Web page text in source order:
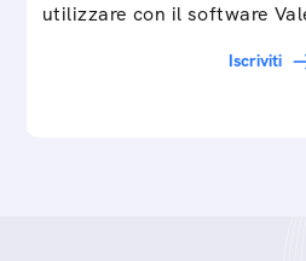
utilizzare con il software
Iscriviti